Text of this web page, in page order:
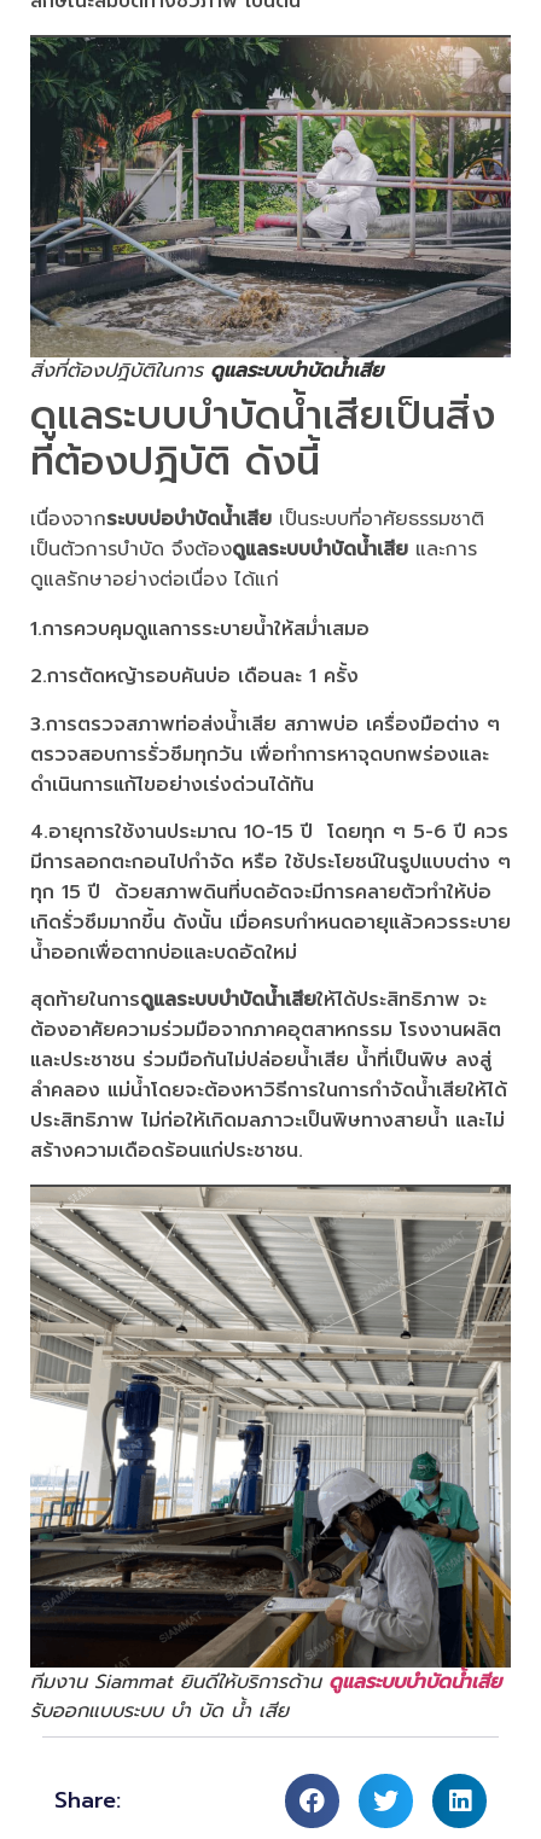
สิ่งที่ต้องปฎิบัติในการ ดูแลระบบบำบัดน้ำเสีย
ดูแลระบบบำบัดน้ำเสียเป็นสิ่ง
ที่ต้องปฎิบัติ ดังนี้
เนื่องจากระบบบ่อบำบัดน้ำเสีย เป็นระบบที่อาศัยธรรมชาติ
เป็นตัวการบำบัด จึงต้องดูแลระบบบำบัดน้ำเสีย และการ
ดูแลรักษาอย่างต่อเนื่อง ได้แก่
1.การควบคุมดูแลการระบายน้ำให้สม่ำเสมอ
2.การตัดหญ้ารอบคันบ่อ เดือนละ 1 ครั้ง
3.การตรวจสภาพท่อส่งน้ำเสีย สภาพบ่อ เครื่องมือต่าง ๆ
ตรวจสอบการรั่วซึมทุกวัน เพื่อทำการหาจุดบกพร่องและ
ดำเนินการแก้ไขอย่างเร่งด่วนได้ทัน
4.อายุการใช้งานประมาณ 10-15 ปี โดยทุก ๆ 5-6 ปี ควร
มีการลอกตะกอนไปกำจัด หรือ ใช้ประโยชน์ในรูปแบบต่าง ๆ
ทุก 15 ปี ด้วยสภาพดินที่บดอัดจะมีการคลายตัวทำให้บ่อ
เกิดรั่วซึมมากขึ้น ดังนั้น เมื่อครบกำหนดอายุแล้วควรระบาย
น้ำออกเพื่อตากบ่อและบดอัดใหม่
สุดท้ายในการดูแลระบบบำบัดน้ำเสียให้ได้ประสิทธิภาพ จะ
ต้องอาศัยความร่วมมือจากภาคอุตสาหกรรม โรงงานผลิต
และประชาชน ร่วมมือกันไม่ปล่อยน้ำเสีย น้ำที่เป็นพิษ ลงสู่
ลำคลอง แม่น้ำโดยจะต้องหาวิธีการในการกำจัดน้ำเสียให้ได้
ประสิทธิภาพ ไม่ก่อให้เกิดมลภาวะเป็นพิษทางสายน้ำ และไม่
สร้างความเดือดร้อนแก่ประชาชน.
ทีมงาน Siammat ยินดีให้บริการด้าน ดูแลระบบบำบัดน้ำเสีย
รับออกแบบระบบ บํา บัด น้ำ เสีย
Share: